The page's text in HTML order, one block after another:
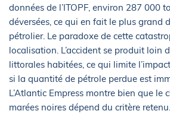
données de l’ITOPF, environ 287 000
déversées, ce qui en fait le plus grand
pétrolier. Le paradoxe de cette
localisation. L’accident se produit loin
littorales habitées, ce qui limite
si la quantité de pétrole perdue est
L’Atlantic Empress montre bien que le
marées noires dépend du critère